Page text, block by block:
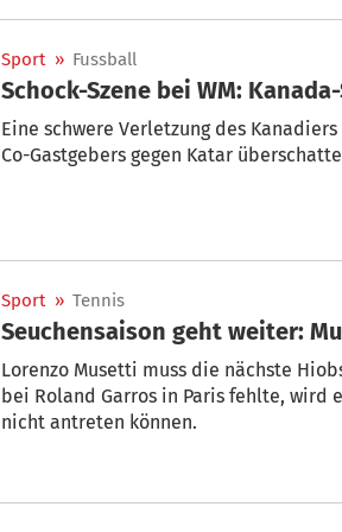
Sport » Fussball
Schock-Szene bei WM:
Eine schwere Verletzung des
Co-Gastgebers gegen Katar
Sport » Tennis
Seuchensaison geht weiter:
Lorenzo Musetti muss die nächste
bei Roland Garros in Paris fehlte, wird
nicht antreten können.